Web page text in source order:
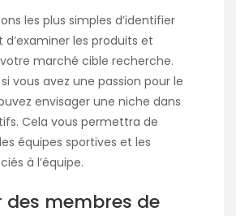
les plus simples d’identifier
les produits et
marché cible recherche.
vous avez une passion pour le
envisager une niche dans
Cela vous permettra de
équipes sportives et les
à l’équipe.
des membres de